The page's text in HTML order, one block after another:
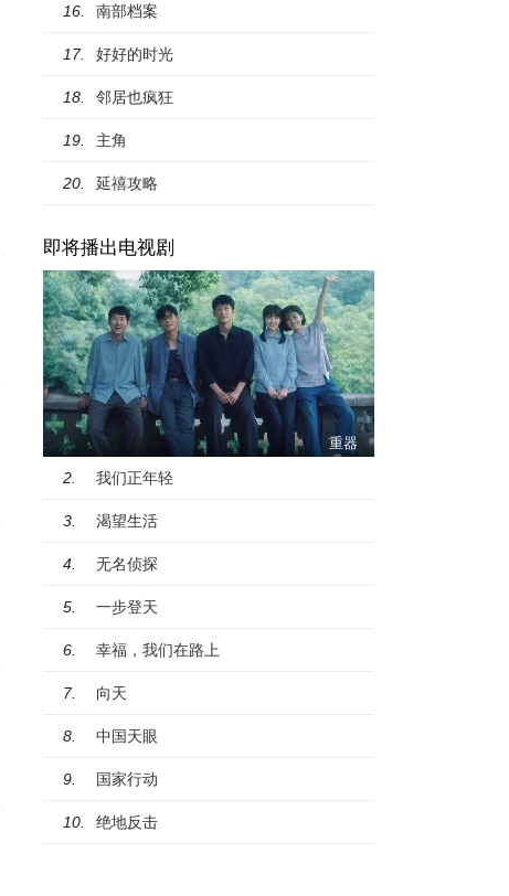
16. 南部档案
17. 好好的时光
18. 邻居也疯狂
19. 主角
20. 延禧攻略
即将播出电视剧
重器
2.
我们正年轻
3. 渴望生活
4. 无名侦探
5. 一步登天
6. 幸福，我们在路上
7. 向天
8. 中国天眼
9. 国家行动
10. 绝地反击